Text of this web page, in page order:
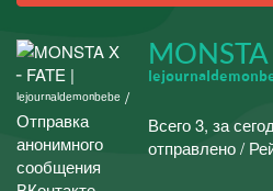
MONSTA
Всего 3, за
отправлено /